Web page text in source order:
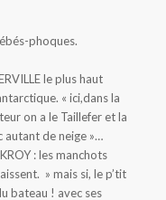
phoques.
le plus haut
« ici,dans la
on a le Taillefer et la
autant de neige »…
: les manchots
» mais si, le p’tit
bateau ! avec ses